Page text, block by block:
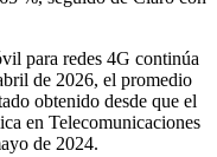
para redes 4G continúa
de 2026, el promedio
obtenido desde que el
en Telecomunicaciones
de 2024.